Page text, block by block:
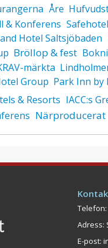
Åre
& Konferens
Hotel Saltsjöbaden
Bröllop & fest
märkta
Group Park Inn by
& Resorts IACC:s
Närproducerat
Telefon:
Adress:
E-post: